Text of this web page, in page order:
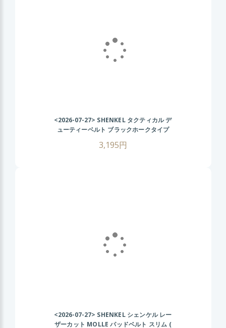
<2026-07-27> SHENKEL タクティカル デ
ューティーベルト ブラックホークタイプ
(BK ブラック) サバゲー装備 サバイバルゲ
ーム ミリタリーベルト 装備用ベルト
3,195円
<2026-07-27> SHENKEL シェンケル レー
ザーカット MOLLE パッドベルト スリム (